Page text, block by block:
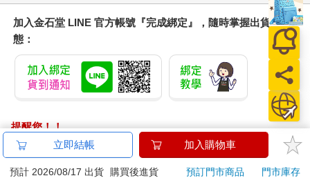
加入金石堂 LINE 官方帳號『完成綁定』，隨時掌握出貨動
態：
提醒您！！
金石堂及銀行均不會請您操作ATM! 如接獲電話要求您前往
ATM提款機，請不要聽從指示，以免受騙上當！
立即結帳 加入購物車
預計 2026/08/17 出貨 購買後進貨 預訂門市商品
門市庫存